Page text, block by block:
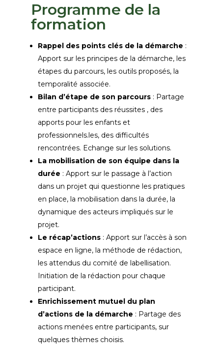
Programme de la
formation
Rappel des points clés de la démarche :
Apport sur les principes de la démarche, les
étapes du parcours, les outils proposés, la
temporalité associée.
Bilan d’étape de son parcours: Partage
entre participants des réussites , des
apports pour les enfants et
professionnels.les, des difficultés
rencontrées. Echange sur les solutions.
La mobilisation de son équipe dans la
durée : Apport sur le passage à l’action
dans un projet qui questionne les pratiques
en place, la mobilisation dans la durée, la
dynamique des acteurs impliqués sur le
projet.
Le récap’actions: Apport sur l’accès à son
espace en ligne, la méthode de rédaction,
les attendus du comité de labellisation.
Initiation de la rédaction pour chaque
participant.
Enrichissement mutuel du plan
d’actions de la démarche : Partage des
actions menées entre participants, sur
quelques thèmes choisis.